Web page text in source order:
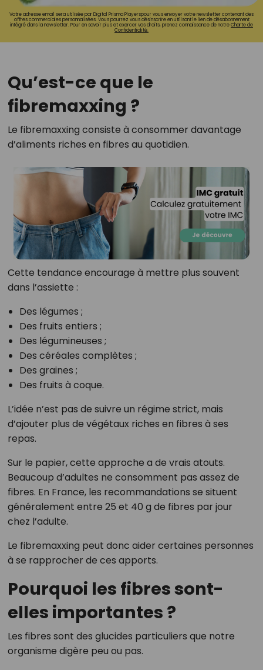
Votre adresse email sera utilisée par Digital Prisma Playerspour vous envoyer votre newsletter contenant des
offres commerciales personnalisées. Vous pourrez vous désinscrire en utilisant le lien de désabonnement
intégré dans la newsletter. Pour en savoir plus et exercer vos droits, prenez connaissance de notreCharte de
Confidentialité.
Qu’est-ce que le
fibremaxxing ?
Le fibremaxxing consiste à consommer davantage
d’aliments riches en fibres au quotidien.
Cette tendance encourage à mettre plus souvent
dans l’assiette :
Des légumes ;
Des fruits entiers ;
Des légumineuses ;
Des céréales complètes ;
Des graines ;
Des fruits à coque.
L’idée n’est pas de suivre un régime strict, mais
d’ajouter plus de végétaux riches en fibres à ses
repas.
Sur le papier, cette approche a de vrais atouts.
Beaucoup d’adultes ne consomment pas assez de
fibres. En France, les recommandations se situent
généralement entre 25 et 40 g de fibres par jour
chez l’adulte.
Le fibremaxxing peut donc aider certaines personnes
à se rapprocher de ces apports.
Pourquoi les fibres sont-
elles importantes ?
Les fibres sont des glucides particuliers que notre
organisme digère peu ou pas.